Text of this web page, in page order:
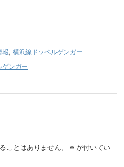
報, 横浜線ドッペルゲンガー
ゲンガー
ことはありません。 ※ が付いてい